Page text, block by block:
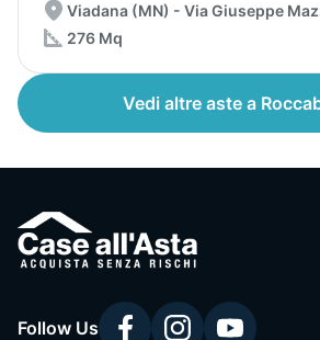
Viadana (MN) - Via Giuseppe
276 Mq
Vedi altre aste a
Follow Us